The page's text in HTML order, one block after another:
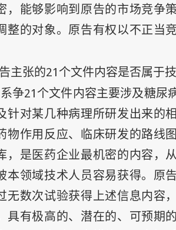
，能够影响到原告的市场竞争
整的对象。原告有权以不正当
主张的21 个文件内容是否属于
争21 个文件内容主要涉及糖尿
针对某几种病理所研发出来的
物作用反应、临床研发的路线
，是医药企业最机密的内容，
本领域技术人员容易获得。原
无数次试验获得上述信息内容
具有极高的、潜在的、可预期